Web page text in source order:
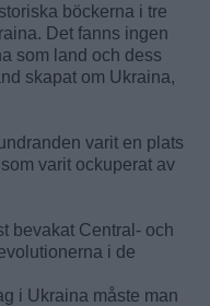
böckerna i tre
Det fanns ingen
som land och dess
skapat om Ukraina,
varit en plats
varit ockuperat av
bevakat Central- och
i de
i Ukraina måste man